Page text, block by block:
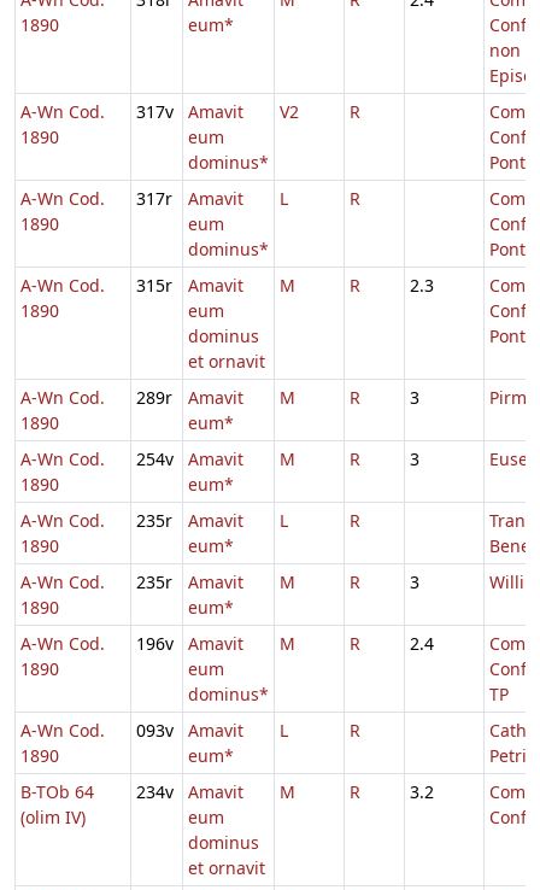
1890
eum*
non
A-Wn Cod.
1890
317v
Amavit
eum
dominus*
V2 R
A-Wn Cod.
1890
317r
Amavit
eum
dominus*
L R
A-Wn Cod.
1890
315r
Amavit
eum
dominus
et ornavit
M R 2.3
A-Wn Cod.
1890
289r
Amavit
eum*
M R 3
A-Wn Cod.
1890
254v
Amavit
eum*
M R 3
A-Wn Cod.
1890
235r
Amavit
eum*
L R
A-Wn Cod.
1890
235r
Amavit
eum*
M R 3
A-Wn Cod.
1890
196v
Amavit
eum
dominus*
M R 2.4
TP
A-Wn Cod.
1890
093v
Amavit
eum*
L R
Petri
B-TOb 64
(olim IV)
234v
Amavit
eum
dominus
et ornavit
M R 3.2